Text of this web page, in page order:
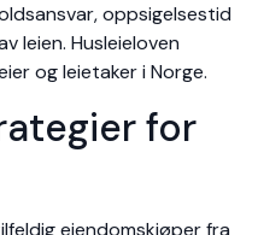
oppsigelsestid
leien. Husleieloven
og leietaker i Norge.
for
eiendomskjøper fra